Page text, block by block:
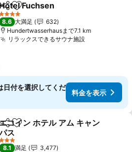
シェアお気に入りに追加
Hotel Fuchsen
4 ホテルのランク
8.6 大満足
632
Hundertwasserhausまで7.1 km
リラックスできるサウナ施設料金を表示
日付を選択してくだ
料金を表示
シェアお気に入りに追加
エコイン ホテル アム キャン
ス
金を表示
3 ホテルのランク
8.1 満足
3,477